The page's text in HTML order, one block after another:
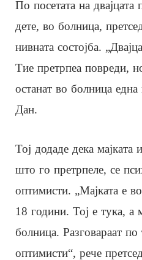
По посетата на двајцата
дете, во болница,
нивната состојба.
Тие претрпеа повреди,
останат во болница
Дан.
Тој додаде дека
што го претрпеле, се
оптимисти. „Мајката е
18 години. Тој е тука, а
болница. Разговараат
оптимисти“, рече